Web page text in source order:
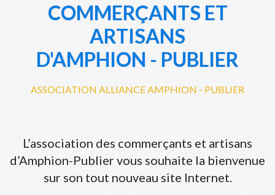
COMMERÇANTS ET
ARTISANS
D'AMPHION - PUBLIER
ASSOCIATION ALLIANCE AMPHION - PUBLIER
L’association des commerçants et artisans
d’Amphion-Publier vous souhaite la bienvenue
sur son tout nouveau site Internet.